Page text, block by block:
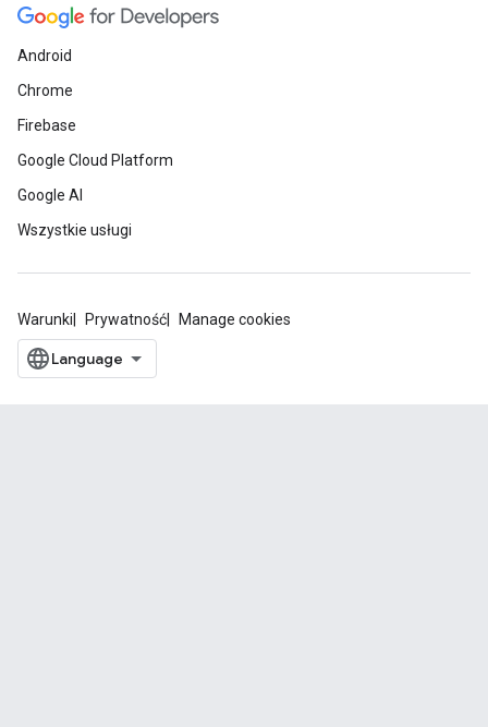
Android
Chrome
Firebase
Google Cloud Platform
Google AI
Wszystkie usługi
Warunki Prywatność Manage cookies